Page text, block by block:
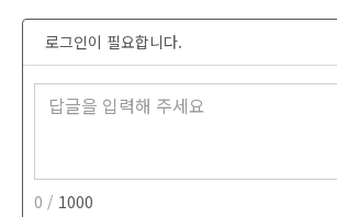
로그인이 필요합니다.
0 / 1000